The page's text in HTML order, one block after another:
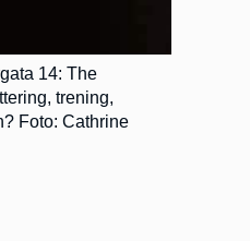
14: The
trening,
Foto: Cathrine